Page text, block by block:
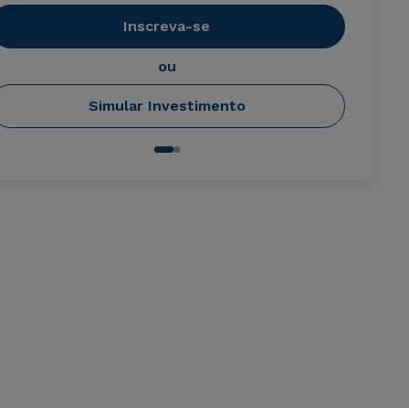
Inscreva-se
ou
Simular Investimento